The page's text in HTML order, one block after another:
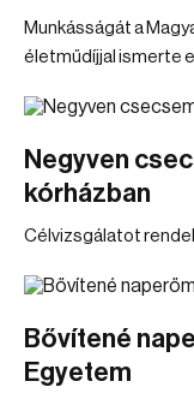
Munkásságát a
életműdíjjal ismerte
Negyven
kórházban
Célvizsgálatot
Bővítené
Egyetem